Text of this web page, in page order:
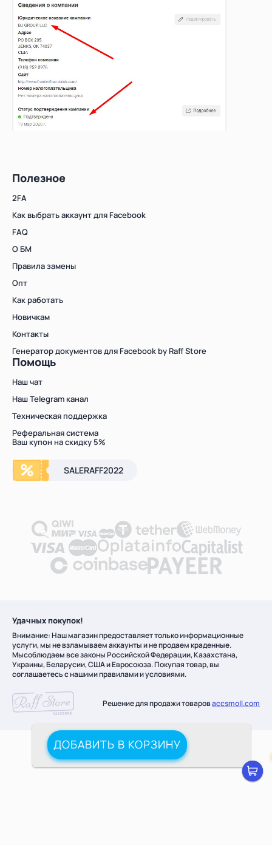
Полезное
2FA
Как выбрать аккаунт для Facebook
FAQ
О БМ
Правила замены
Опт
Как работать
Новичкам
Контакты
Генератор документов для Facebook by Raff Store
Помощь
Наш чат
Наш Telegram канал
Техническая поддержка
Реферальная система
Ваш купон на скидку 5%
SALERAFF2022
Решение для продажи товаровaccsmoll.com
Удачных покупок!
Внимание: Наш магазин предоставляет только информационные
услуги, мы не взламываем аккаунты и не продаем краденные.
Мысоблюдаем все законы Российской Федерации, Казахстана,
Украины, Беларусии, США и Евросоюза. Покупая товар, вы
соглашаетесь с нашими правилами и условиями.
ДОБАВИТЬ В КОРЗИНУ